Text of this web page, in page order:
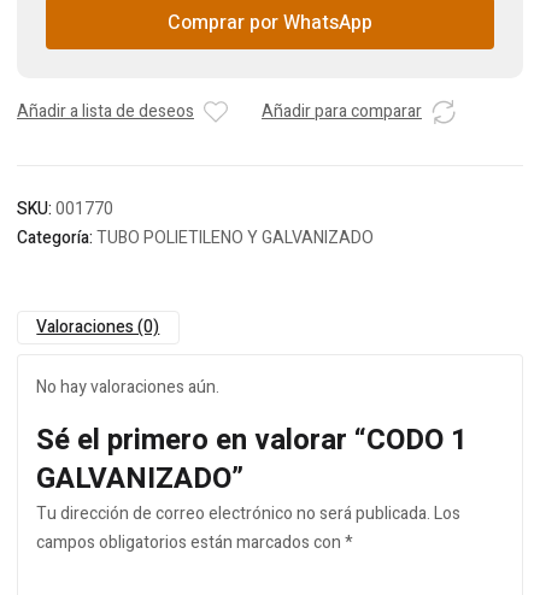
Comprar por WhatsApp
Añadir a lista de deseos Añadir para comparar
SKU:001770
Categoría:TUBO POLIETILENO Y GALVANIZADO
Valoraciones (0)
No hay valoraciones aún.
Sé el primero en valorar “CODO 1
GALVANIZADO”
Tu dirección de correo electrónico no será publicada.Los
campos obligatorios están marcados con*